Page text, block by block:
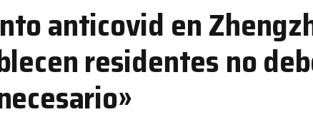
anticovid en
residentes no